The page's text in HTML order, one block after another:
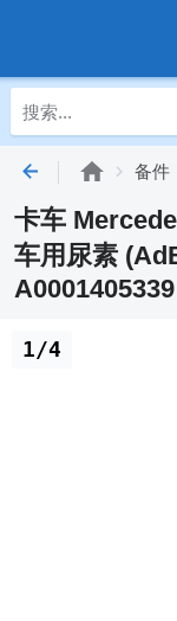
备件
卡车
车用尿素
A0001405339
1/4